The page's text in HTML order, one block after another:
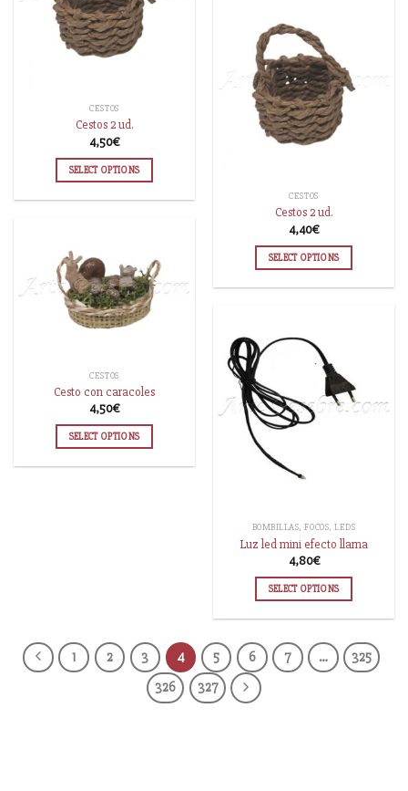
CESTOS
Cestos 2 ud.
4,50€
SELECT OPTIONS
CESTOS
Cestos 2 ud.
4,40€
SELECT OPTIONS
CESTOS
Cesto con caracoles
4,50€
SELECT OPTIONS
BOMBILLAS, FOCOS, LEDS
Luz led mini efecto llama
4,80€
SELECT OPTIONS
1 2 3 4 5 6 7 …
325
326
327